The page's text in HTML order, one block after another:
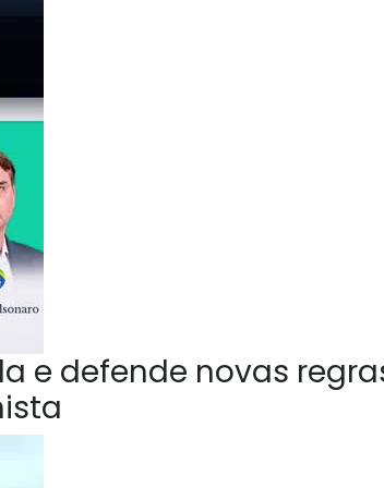
e defende novas